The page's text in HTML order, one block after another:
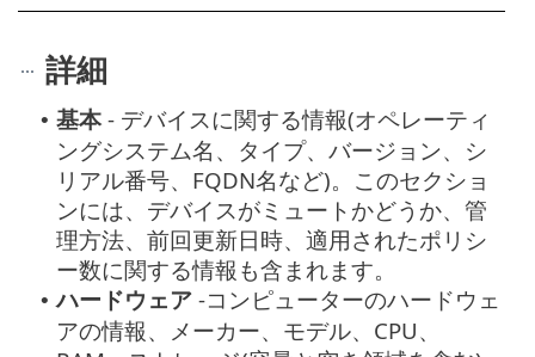
詳細
• 基本 - デバイスに関する情報(オペレーティ
ングシステム名、タイプ、バージョン、シ
リアル番号、FQDN名など)。このセクショ
ンには、デバイスがミュートかどうか、管
理方法、前回更新日時、適用されたポリシ
ー数に関する情報も含まれます。
• ハードウェア -コンピューターのハードウェ
アの情報、メーカー、モデル、CPU、